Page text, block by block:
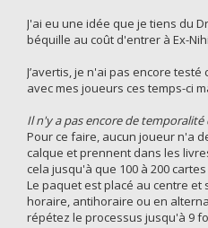
J'ai eu une idée que je tiens du
béquille au coût d'entrer à Ex-
J’avertis, je n'ai pas encore
avec mes joueurs ces temps-ci
Il n'y a pas encore de
Pour ce faire, aucun joueur n'a
calque et prennent dans les
cela jusqu'à que 100 à 200
Le paquet est placé au centre
horaire, antihoraire ou en
répétez le processus jusqu'à 9